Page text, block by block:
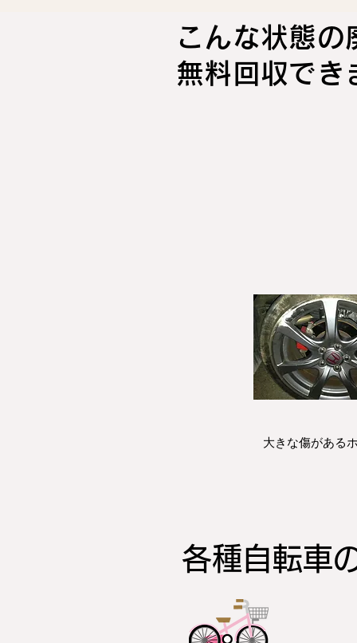
こんな状態の
無料回収で
大きな傷がある
各種自転車